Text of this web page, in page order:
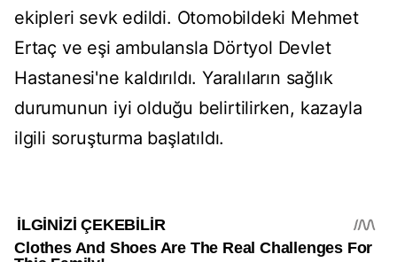
ekipleri sevk edildi. Otomobildeki Mehmet
Ertaç ve eşi ambulansla Dörtyol Devlet
Hastanesi'ne kaldırıldı. Yaralıların sağlık
durumunun iyi olduğu belirtilirken, kazayla
ilgili soruşturma başlatıldı.